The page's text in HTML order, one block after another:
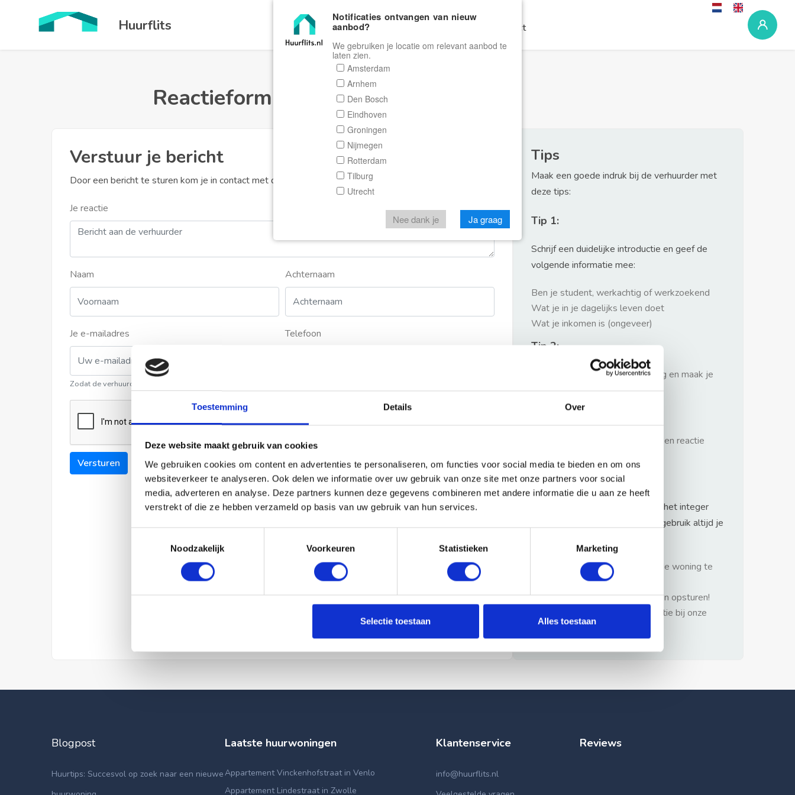
Toestemming Details Over
Deze website maakt gebruik van cookies
We gebruiken cookies om content en advertenties te personaliseren, om functies voor social media te bieden en om ons
websiteverkeer te analyseren. Ook delen we informatie over uw gebruik van onze site met onze partners voor social
media, adverteren en analyse. Deze partners kunnen deze gegevens combineren met andere informatie die u aan ze heeft
verstrekt of die ze hebben verzameld op basis van uw gebruik van hun services.
Noodzakelijk
Voorkeuren Statistieken Marketing
Selectie toestaan Alles toestaan
Huurflits Home Zoeken Contact
Reactieformulier Huurflits
Verstuur je bericht
Door een bericht te sturen kom je in contact met de aanbieder of makelaar van de woning.
Je reactie
Naam Achternaam
Je e-mailadres
Zodat de verhuurder contact met u kan opnemen
Telefoon
Versturen
Tips
Maak een goede indruk bij de verhuurder met
deze tips:
Tip 1:
Schrijf een duidelijke introductie en geef de
volgende informatie mee:
Ben je student, werkachtig of werkzoekend
Wat je in je dagelijks leven doet
Wat je inkomen is (ongeveer)
Tip 2:
Wees beleefd, niet te langdradig en maak je
verhaal kort
Wacht niet met reageren. Snel een reactie
Waarschuwing
Huurflits hecht veel waarde aan het integer
handelen van verhuurders maar gebruik altijd je
1: Nooit vooraf betalen zonder de woning te
hebben gezien.
2: Geen persoonlijke documenten opsturen!
3: Meld bij misbruik de advertentie bij onze
klantenservice.
Blogpost
Huurtips: Succesvol op zoek naar een nieuwe
Laatste huurwoningen
Appartement Vinckenhofstraat in Venlo
Appartement Lindestraat in Zwolle
Klantenservice
info@huurflits.nl
Reviews
Notificaties ontvangen van nieuw
aanbod?
We gebruiken je locatie om relevant aanbod te
laten zien.
Amsterdam
Arnhem
Den Bosch
Eindhoven
Groningen
Nijmegen
Rotterdam
Tilburg
Utrecht
Nee dank je Ja graag